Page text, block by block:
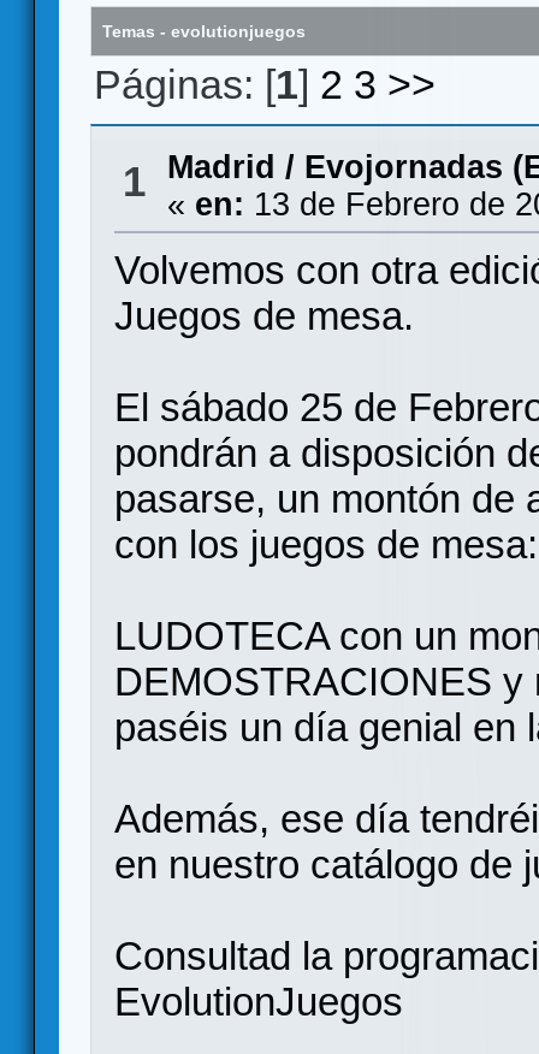
Temas - evolutionjuegos
Páginas: [1] 2 3 >>
1 Madrid / Evojornadas
« en: 13 de Febrero de
Volvemos con otra
Juegos de mesa.
El sábado 25 de
pondrán a disposición
pasarse, un montón de
con los juegos de mesa:
LUDOTECA con un
DEMOSTRACIONES
paséis un día genial en
Además, ese día
en nuestro catálogo de
Consultad la
EvolutionJuegos